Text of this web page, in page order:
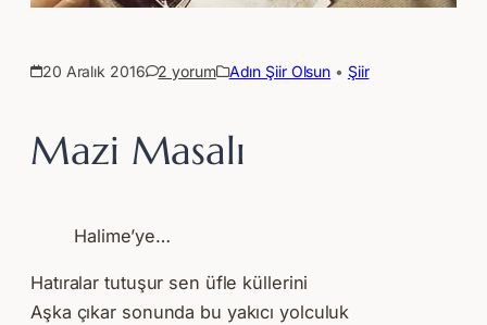
20 Aralık 2016 2 yorum Adın Şiir Olsun • Şiir
Mazi Masalı
Halime’ye…
Hatıralar tutuşur sen üfle küllerini
Aşka çıkar sonunda bu yakıcı yolculuk